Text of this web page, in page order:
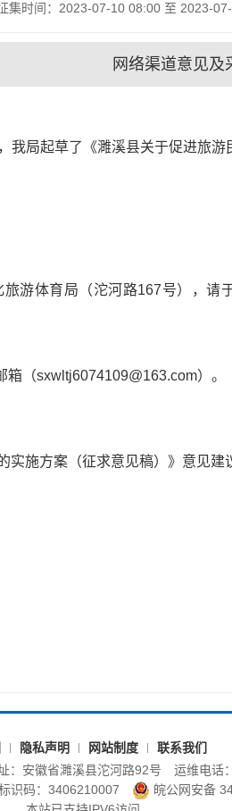
集时间：2023-07-10 08:00 至 2023-
网络渠道意见及
我局起草了《濉溪县关于促进旅
游体育局（沱河路167号），请
箱（sxwltj6074109@163.com） 。
实施方案（征求意见稿）》意见建
隐私声明 网站制度
联系我们
：安徽省濉溪县沱河路92号
运维电话
识码：3406210007
皖公网安备